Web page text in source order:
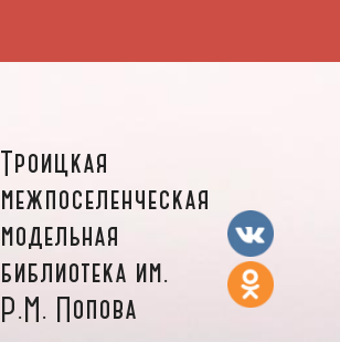
Троицкая
межпоселенческая
модельная
библиотека им.
Р.М. Попова